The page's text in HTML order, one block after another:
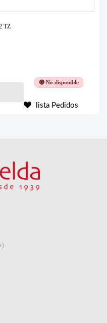
TZ
🔴 No disponible
lista Pedidos